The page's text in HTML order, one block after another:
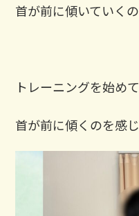
首が前に傾いていく
トレーニングを始め
首が前に傾くのを感